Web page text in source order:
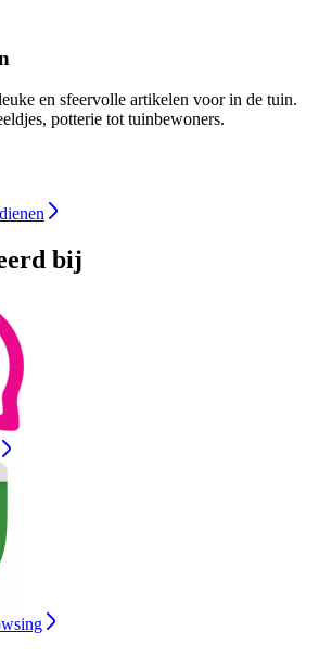
en sfeervolle artikelen voor in de tuin.
potterie tot tuinbewoners.
bij